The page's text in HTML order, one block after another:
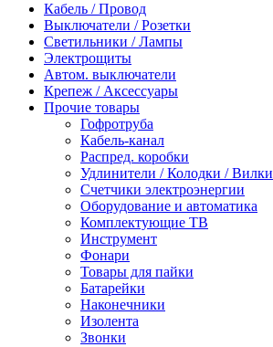
Кабель / Провод
Выключатели / Розетки
Светильники / Лампы
Электрощиты
Автом. выключатели
Крепеж / Аксессуары
Прочие товары
Гофротруба
Кабель-канал
Распред. коробки
Удлинители / Колодки / Вилки
Счетчики электроэнергии
Оборудование и автоматика
Комплектующие ТВ
Инструмент
Фонари
Товары для пайки
Батарейки
Наконечники
Изолента
Звонки